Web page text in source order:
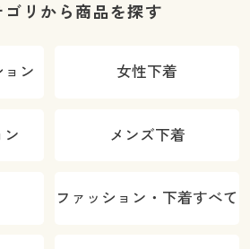
ゴリから商品を探す
ン 女性下着
メンズ下着
ファッション・下着すべて